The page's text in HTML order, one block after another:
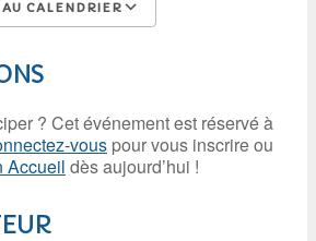
CALENDRIER
? Cet événement est réservé à
vous pour vous inscrire ou
Accueil dès aujourd’hui !